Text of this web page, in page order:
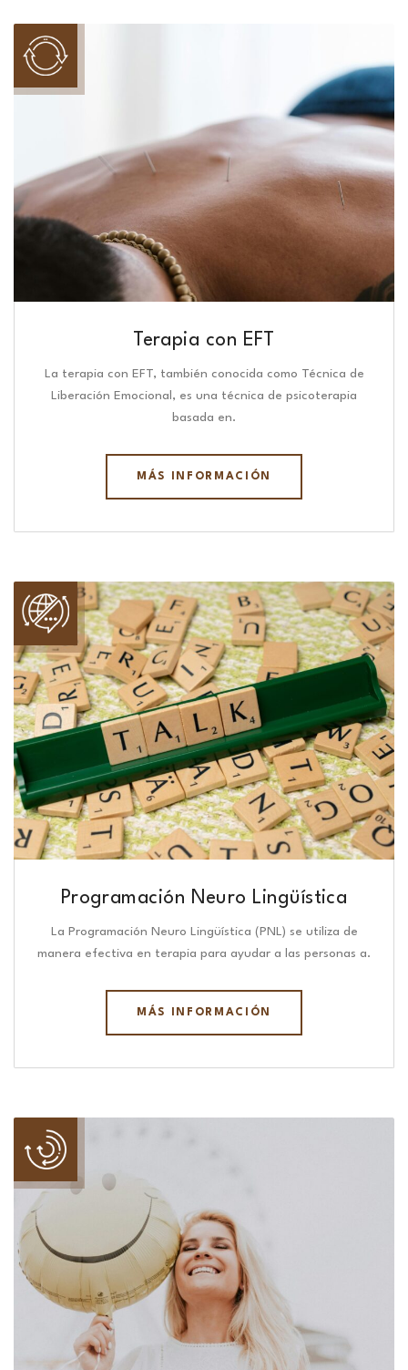
Terapia con EFT
La terapia con EFT, también conocida como Técnica de
Liberación Emocional, es una técnica de psicoterapia
basada en.
MÁS INFORMACIÓN
Programación Neuro Lingüística​
La Programación Neuro Lingüística (PNL) se utiliza de
manera efectiva en terapia para ayudar a las personas a.
MÁS INFORMACIÓN